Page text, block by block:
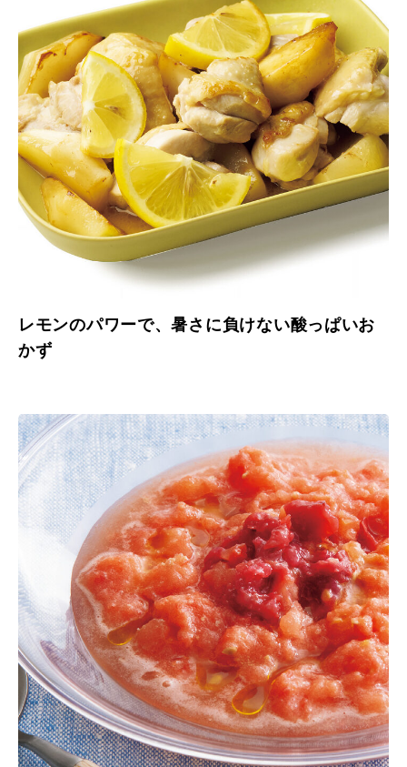
レモンのパワーで、暑さに負けない酸っぱいお
かず